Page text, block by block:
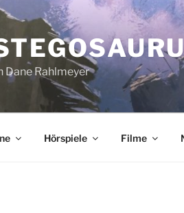
Dane Rahlmeyer
Hörspiele Filme